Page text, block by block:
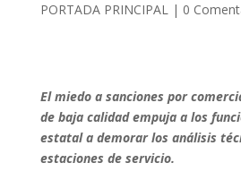
PORTADA PRINCIPAL| 0
El miedo a sanciones por
de baja calidad empuja a los
estatal a demorar los análisis
estaciones de servicio.